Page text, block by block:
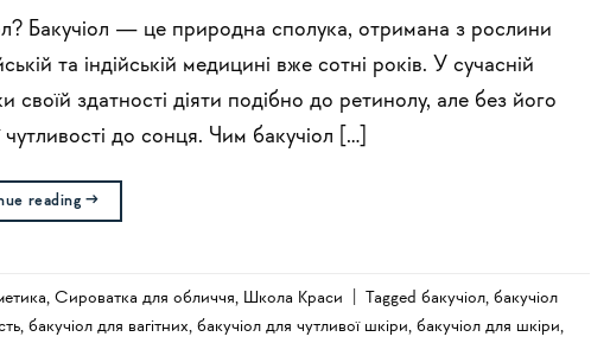
Бакучіол — це природна сполука, отримана з рослини
та індійській медицині вже сотні років. У сучасній
своїй здатності діяти подібно до ретинолу, але без його
до сонця. Чим бакучіол […]
reading→
, Сироватка для обличчя, Школа Краси Tagged бакучіол, бакучіол
, бакучіол для вагітних, бакучіол для чутливої шкіри, бакучіол для шкіри,